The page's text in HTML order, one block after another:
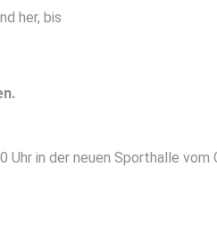
her, bis
in der neuen Sporthalle